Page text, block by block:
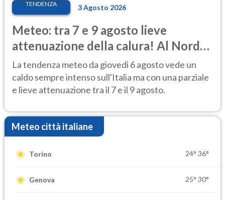
TENDENZA 3 Agosto 2026
Meteo: tra 7 e 9 agosto lieve
attenuazione della calura! Al Nord
rischio temporali
La tendenza meteo da giovedì 6 agosto vede un
caldo sempre intenso sull'Italia ma con una parziale
e lieve attenuazione tra il 7 e il 9 agosto.
Meteo città italiane
Torino 24° 36°
Genova 25° 30°